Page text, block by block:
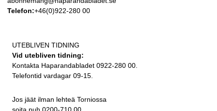
Telefon:+46(0)922-280 00
UTEBLIVEN TIDNING
Vid utebliven tidning:
Kontakta Haparandabladet 0922-280 00.
Telefontid vardagar 09-15.
Jos jäät ilman lehteä Torniossa
soita puh 0200-710 00.